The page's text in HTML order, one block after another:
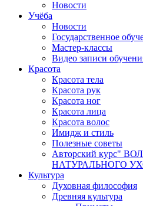
Новости
Учёба
Новости
Государственное
Мастер-классы
Видео записи
Красота
Красота тела
Красота рук
Красота ног
Красота лица
Красота волос
Имидж и стиль
Полезные советы
Авторский курс"
НАТУРАЛЬНОГО
Культура
Духовная философия
Древняя культура